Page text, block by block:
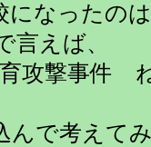
なったのは
言えば、
事件 ね
で考えて